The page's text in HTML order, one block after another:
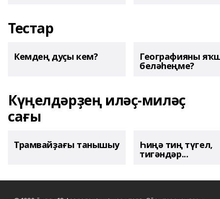
Тестар
Кемдең дуҫы кем? Географияны
беләһеңме?
Күңелдәрҙең иләҫ-миләҫ
сағы
Трамвайҙағы танышыу Һиңә тиң түгел,
тигәндәр...